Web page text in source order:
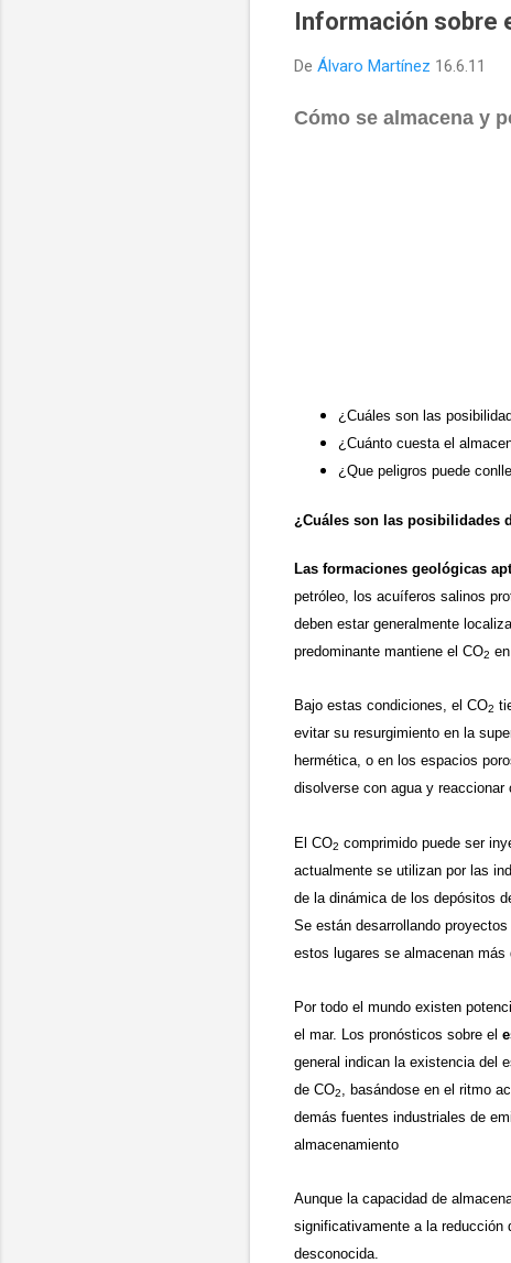
Información sobre
De Álvaro Martínez 16.6.11
Cómo se almacena y
¿Cuáles son las
¿Cuánto cuesta el
¿Que peligros puede
¿Cuáles son las posibilidades
Las formaciones geológicas
petróleo, los acuíferos salinos
deben estar generalmente
predominante mantiene el CO2
Bajo estas condiciones, el CO2
evitar su resurgimiento en la
hermética, o en los espacios
disolverse con agua y reaccionar
El CO2 comprimido puede ser
actualmente se utilizan por las
de la dinámica de los depósitos
Se están desarrollando
estos lugares se almacenan
Por todo el mundo existen
el mar. Los pronósticos sobre el
general indican la existencia del
de CO2
, basándose en el ritmo
demás fuentes industriales de
almacenamiento
Aunque la capacidad de
significativamente a la reducción
desconocida.